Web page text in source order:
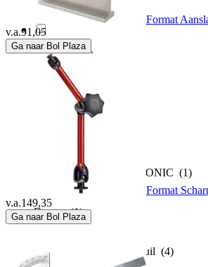
Dehn(14)
Dewepro(1)
Digi-Tool(1)
DOSTMANN ELECTRONIC (1)
Draper(1)
Duimstokkenfabriek Schuil (4)
Format
v.a.91,05
Ga naar Bol Plaza
Format
v.a.149,35
Ga naar Bol Plaza